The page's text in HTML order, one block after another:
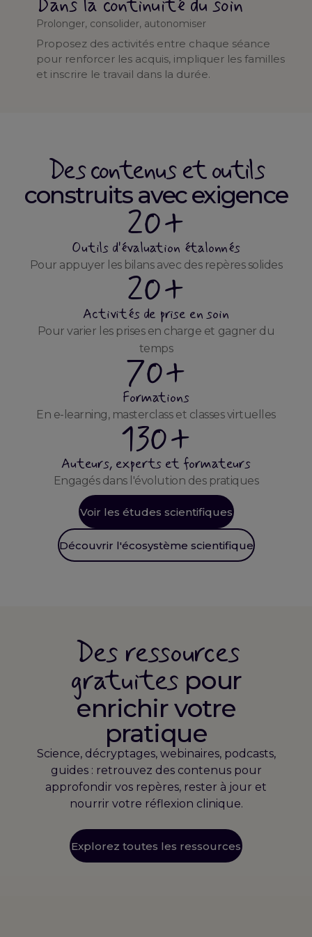
Dans la continuité du soin
Prolonger, consolider, autonomiser
Proposez des activités entre chaque séance
pour renforcer les acquis, impliquer les familles
et inscrire le travail dans la durée.
Des contenus et outils
construits avec exigence
20+
Outils d'évaluation étalonnés
Pour appuyer les bilans avec des repères solides
20+
Activités de prise en soin
Pour varier les prises en charge et gagner du
temps
70+
Formations
En e-learning, masterclass et classes virtuelles
130+
Auteurs, experts et formateurs
Engagés dans l'évolution des pratiques
Voir les études scientifiques
Découvrir l'écosystème scientifique
Des ressources
gratuites pour
enrichir votre
pratique
Science, décryptages, webinaires, podcasts,
guides : retrouvez des contenus pour
approfondir vos repères, rester à jour et
nourrir votre réflexion clinique.
Explorez toutes les ressources